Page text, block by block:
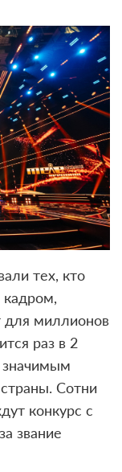
тех, кто
кадром,
для миллионов
раз в 2
значимым
Сотни
конкурс с
звание